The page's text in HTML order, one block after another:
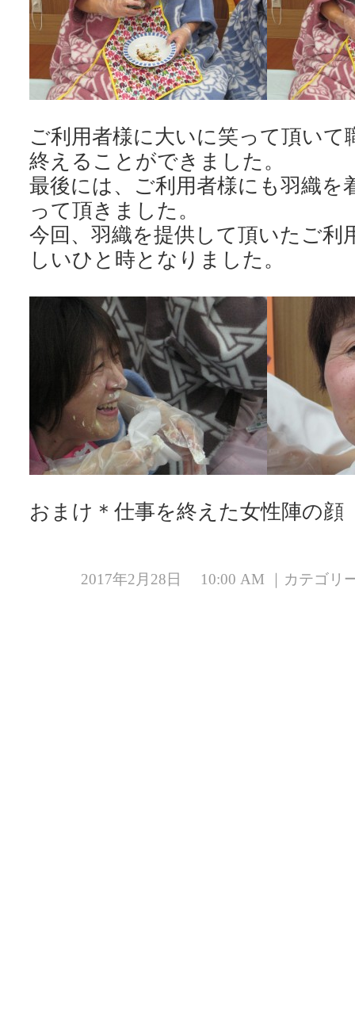
ご利用者様に大いに笑って頂いて
終えることができました。
最後には、ご利用者様にも羽織を
って頂きました。
今回、羽織を提供して頂いたご利
しいひと時となりました。
おまけ＊仕事を終えた女性陣の顔
2017年2月28日 10:00 AM ｜カテゴリ